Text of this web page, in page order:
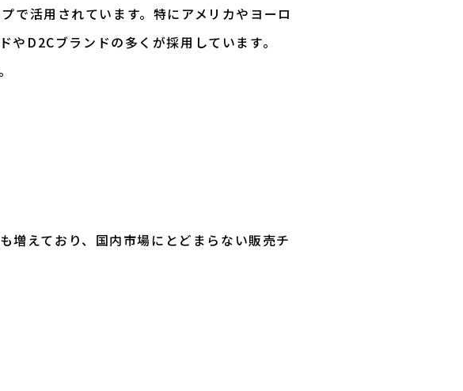
活用されています。特にアメリカやヨーロ
D2Cブランドの多くが採用しています。
えており、国内市場にとどまらない販売チ